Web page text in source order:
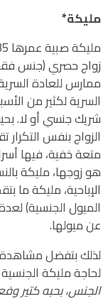
مليكة*
زواج حصري (جنس
ممارس للعادة
السرية لكثير من
شريك جنسي أو لا.
الزواج بنفس التكرار
متعة خفية، فيها
هو زوجها، مليكة
الإباحية، مليكة ما
الميول الجنسية)
عن ميولها.
لذلك بتفضل مشاهدة
لحاجة مليكة
الجنس، بحبه كتير